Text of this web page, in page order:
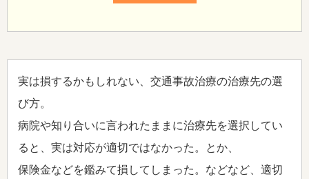
実は損するかもしれない、交通事故治療の治療先の選
び方。
病院や知り合いに言われたままに治療先を選択してい
ると、実は対応が適切ではなかった。とか、
保険金などを鑑みて損してしまった。などなど、適切